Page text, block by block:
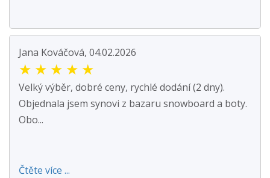
Jana Kováčová, 04.02.2026
★ ★ ★ ★ ★
Velký výběr, dobré ceny, rychlé dodání (2 dny).
Objednala jsem synovi z bazaru snowboard a boty.
Obo...
Čtěte více ...